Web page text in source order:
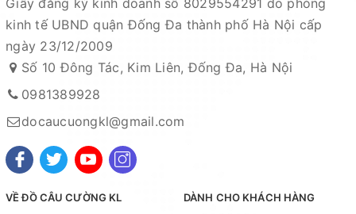
kinh tế UBND quận Đống Đa thành phố Hà Nội cấp
ngày 23/12/2009
Số 10 Đông Tác, Kim Liên, Đống Đa, Hà Nội
0981389928
docaucuongkl@gmail.com
VỀ ĐỒ CÂU CƯỜNG KL DÀNH CHO KHÁCH HÀNG